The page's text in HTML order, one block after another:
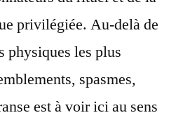
privilégiée. Au-delà de
physiques les plus
spasmes,
est à voir ici au sens